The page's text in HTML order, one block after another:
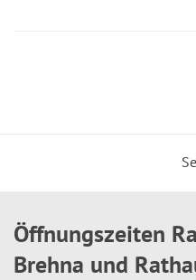
Öffnungszeiten
Brehna und